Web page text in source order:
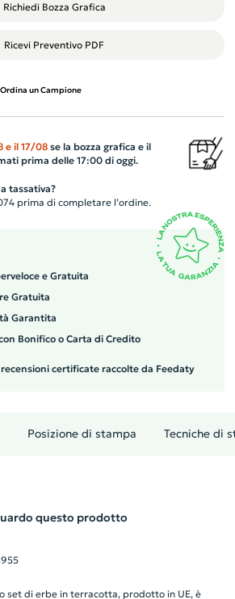
Richiedi Bozza Grafica
Ricevi Preventivo PDF
Ordina un Campione
e il 17/08se la bozza grafica e il
prima delle 17:00 di oggi.
tassativa?
prima di completare l’ordine.
e Gratuita
Gratuita
Garantita
Bonifico o Carta di Credito
certificate raccolte da Feedaty
Posizione di stampa Tecniche di
questo prodotto
set di erbe in terracotta, prodotto in UE, è